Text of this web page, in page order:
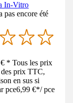
In-Vitro
pas encore été
* Tous les prix
prix TTC,
en sus si
pce6,99 €*/ pce